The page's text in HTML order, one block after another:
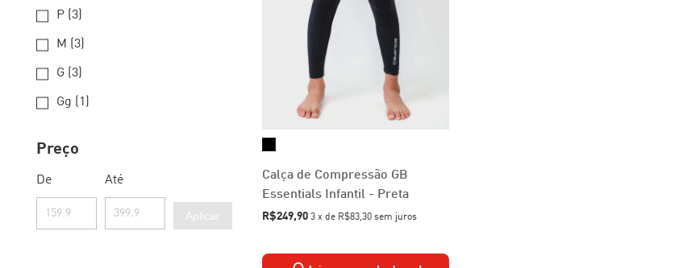
P (3)
M (3)
G (3)
Gg (1)
Preço
De Até
Aplicar
Calça de Compressão GB
Essentials Infantil - Preta
R$249,90 3 x de R$83,30 sem juros